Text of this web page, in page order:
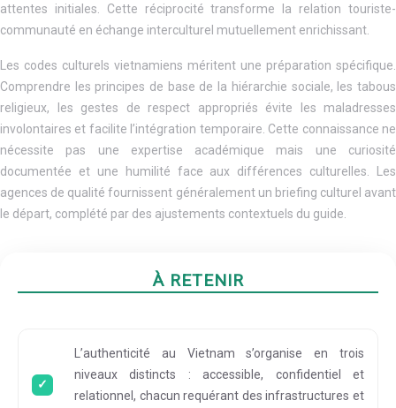
attentes initiales. Cette réciprocité transforme la relation touriste-
communauté en échange interculturel mutuellement enrichissant.
Les codes culturels vietnamiens méritent une préparation spécifique.
Comprendre les principes de base de la hiérarchie sociale, les tabous
religieux, les gestes de respect appropriés évite les maladresses
involontaires et facilite l’intégration temporaire. Cette connaissance ne
nécessite pas une expertise académique mais une curiosité
documentée et une humilité face aux différences culturelles. Les
agences de qualité fournissent généralement un briefing culturel avant
le départ, complété par des ajustements contextuels du guide.
À RETENIR
L’authenticité au Vietnam s’organise en trois
niveaux distincts : accessible, confidentiel et
relationnel, chacun requérant des infrastructures et